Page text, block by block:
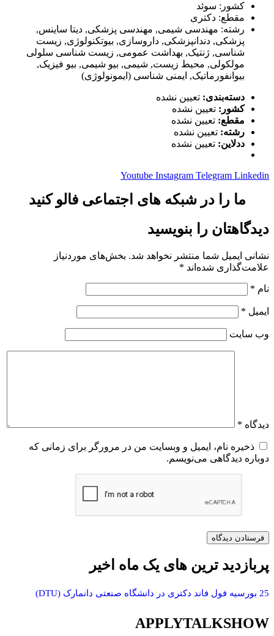
کشور: سوئد
مقطع: دکتری
رشته: مهندسی شیمی, مهندسی پزشکی, دیتا ساینس,
پزشکی, دندانپزشکی, داروسازی, بیوتکنولوژی, زیست
شناسی, ژنتیک, بهداشت عمومی, زیست شناسی سلولی
مولکولی, محیط زیست, شیمی, بیو شیمی, بیو فیزیک,
بیوانفورماتیک, ایمنی شناسی (ایمونولوژی)
دسته‌بندی: تعیین نشده
کشور: تعیین نشده
مقطع: تعیین نشده
رشته: تعیین نشده
ددلاین: تعیین نشده
Youtube Instagram Telegram Linkedin
ما را در شبکه های اجتماعی فالو کنید
دیدگاهتان را بنویسید
نشانی ایمیل شما منتشر نخواهد شد. بخش‌های موردنیاز
علامت‌گذاری شده‌اند *
نام *
ایمیل *
وب‌ سایت
دیدگاه *
ذخیره نام، ایمیل و وبسایت من در مرورگر برای زمانی که
دوباره دیدگاهی می‌نویسم.
پربازدید ترین های یک ماه اخیر
25 بورسیه فول فاند دکتری در دانشگاه صنعتی دانمارک (DTU)
APPLYTALKSHOW